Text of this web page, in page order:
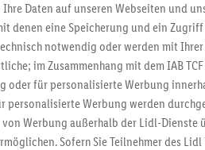
€ Versand
Jetzt zum Newsletter anmelden
Gutschein sichern!
Daten auf unseren Webseiten und
denen eine Speicherung und ein
notwendig oder werden mit
im Zusammenhang mit dem IAB
oder für personalisierte Werbung
Werbung werden
Werbung außerhalb der Lidl-Dienste
Sofern Sie Teilnehmer des Lidl